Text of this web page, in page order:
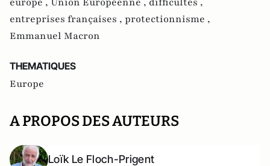
entreprises françaises , protectionnisme ,
Emmanuel Macron
THEMATIQUES
Europe
A PROPOS DES AUTEURS
Loïk Le Floch-Prigent